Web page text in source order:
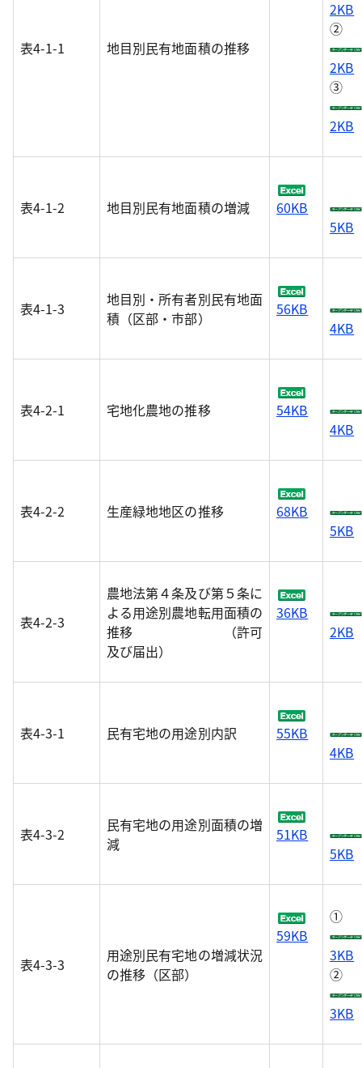
表4-1-1 地目別民有地面積の推移
2KB
②
2KB
③
2KB
表4-1-2 地目別民有地面積の増減
60KB
5KB
表4-1-3
地目別・所有者別民有地面
積（区部・市部）
56KB
4KB
表4-2-1 宅地化農地の推移
54KB
4KB
表4-2-2 生産緑地地区の推移
68KB
5KB
表4-2-3
農地法第４条及び第５条に
よる用途別農地転用面積の
推移 （許可
及び届出）
36KB
2KB
表4-3-1 民有宅地の用途別内訳
55KB
4KB
表4-3-2
民有宅地の用途別面積の増
減
51KB
5KB
表4-3-3
用途別民有宅地の増減状況
の推移（区部）
59KB
①
3KB
②
3KB